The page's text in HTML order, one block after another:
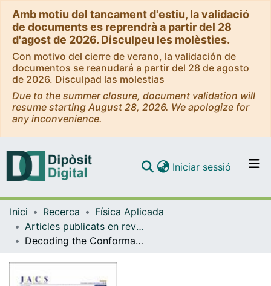
Amb motiu del tancament d'estiu, la validació
de documents es reprendrà a partir del 28
d'agost de 2026. Disculpeu les molèsties.
Con motivo del cierre de verano, la validación de
documentos se reanudará a partir del 28 de agosto
de 2026. Disculpad las molestias
Due to the summer closure, document validation will
resume starting August 28, 2026. We apologize for
any inconvenience.
Navega per tot el DD
Iniciar sessió (current)
Inici Recerca
Física Aplicada
Articles publicats en revistes (Física Aplicada)
Decoding the Conformation of Polylactic Acid in Block Copolymer Micelles